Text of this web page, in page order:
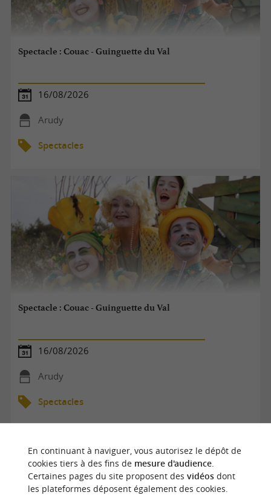
Spectacle : Couac - Guinguette du Val
16/08/2026
Arudy
Spectacles
Spectacle : Couac - Guinguette du Val
16/08/2026
Arudy
Spectacles
En continuant à naviguer, vous autorisez le dépôt de
cookies tiers à des fins de mesure d'audience.
Certaines pages du site proposent des vidéosdont
les plateformes déposent également des cookies.